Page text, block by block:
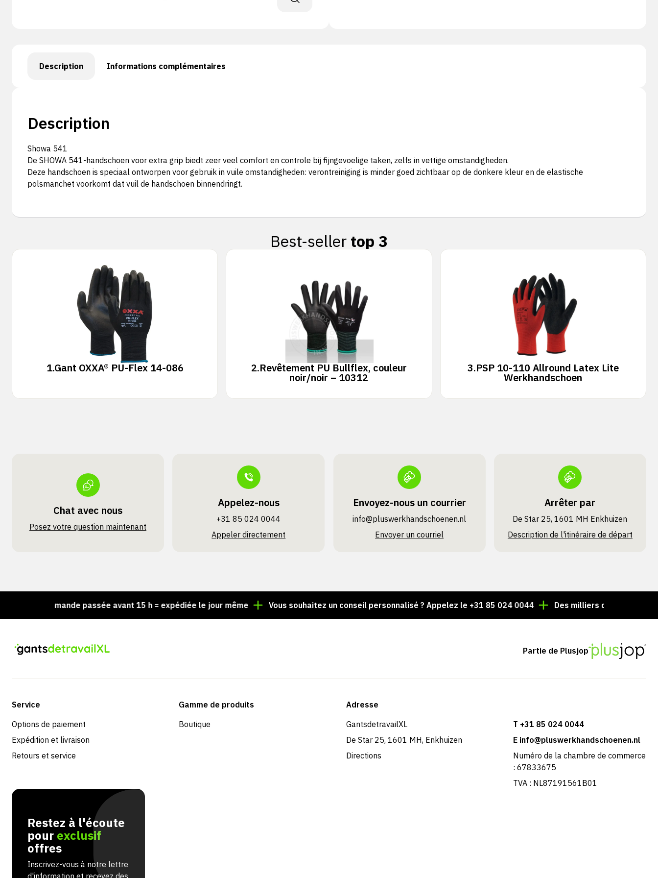
Description Informations complémentaires
Description
Showa 541
De SHOWA 541-handschoen voor extra grip biedt zeer veel comfort en controle bij fijngevoelige taken, zelfs in vettige omstandigheden.
Deze handschoen is speciaal ontworpen voor gebruik in vuile omstandigheden: verontreiniging is minder goed zichtbaar op de donkere kleur en de elastische
polsmanchet voorkomt dat vuil de handschoen binnendringt.
Best-seller top 3
1.Gant OXXA® PU-Flex 14-086 2.Revêtement PU Bullflex, couleur
noir/noir – 10312
3.PSP 10-110 Allround Latex Lite
Werkhandschoen
Chat avec nous
Posez votre question maintenant
Appelez-nous
+31 85 024 0044
Appeler directement
Envoyez-nous un courrier
info@pluswerk­handschoenen.nl
Envoyer un courriel
Arrêter par
De Star 25, 1601 MH Enkhuizen
Description de l'itinéraire de départ
Commande passée avant 15 h = expédiée le jour même Vous souhaitez un conseil personnalisé ? Appelez le +31 85 024 0044 Des milliers d'articles toujours en
Partie de Plusjop
Service
Options de paiement
Expédition et livraison
Retours et service
Gamme de produits
Boutique
Adresse
GantsdetravailXL
De Star 25, 1601 MH, Enkhuizen
Directions
T +31 85 024 0044
E info@pluswerkhandschoenen.nl
Numéro de la chambre de commerce
: 67833675
TVA : NL87191561B01
Restez à l'écoute
pour exclusif
offres
Inscrivez-vous à notre lettre
d'information et recevez des